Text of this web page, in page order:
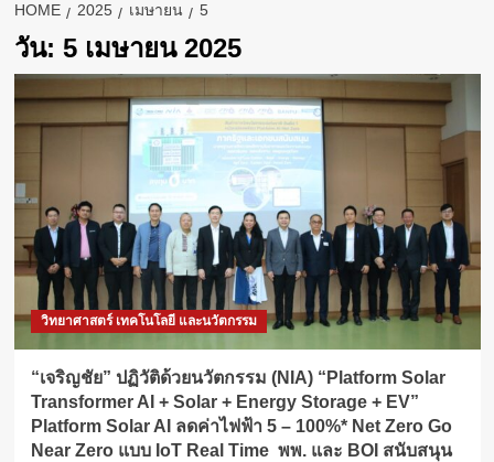
HOME 2025 เมษายน 5
วัน: 5 เมษายน 2025
วิทยาศาสตร์ เทคโนโลยี และนวัตกรรม
“เจริญชัย” ปฏิวัติด้วยนวัตกรรม (NIA) “Platform Solar
Transformer AI + Solar + Energy Storage + EV”
Platform Solar AI ลดค่าไฟฟ้า 5 – 100%* Net Zero Go
Near Zero แบบ IoT Real Time พพ. และ BOI สนับสนุน